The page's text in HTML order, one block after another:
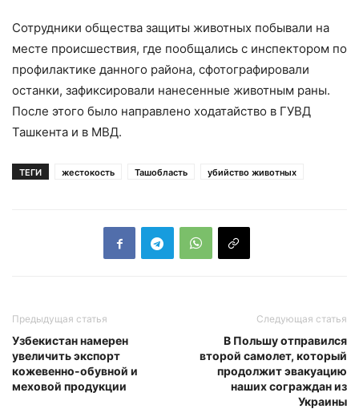
Сотрудники общества защиты животных побывали на
месте происшествия, где пообщались с инспектором по
профилактике данного района, сфотографировали
останки, зафиксировали нанесенные животным раны.
После этого было направлено ходатайство в ГУВД
Ташкента и в МВД.
ТЕГИ жестокость Ташобласть убийство животных
Предыдущая статья
Узбекистан намерен
увеличить экспорт
кожевенно-обувной и
меховой продукции
Следующая статья
В Польшу отправился
второй самолет, который
продолжит эвакуацию
наших сограждан из
Украины